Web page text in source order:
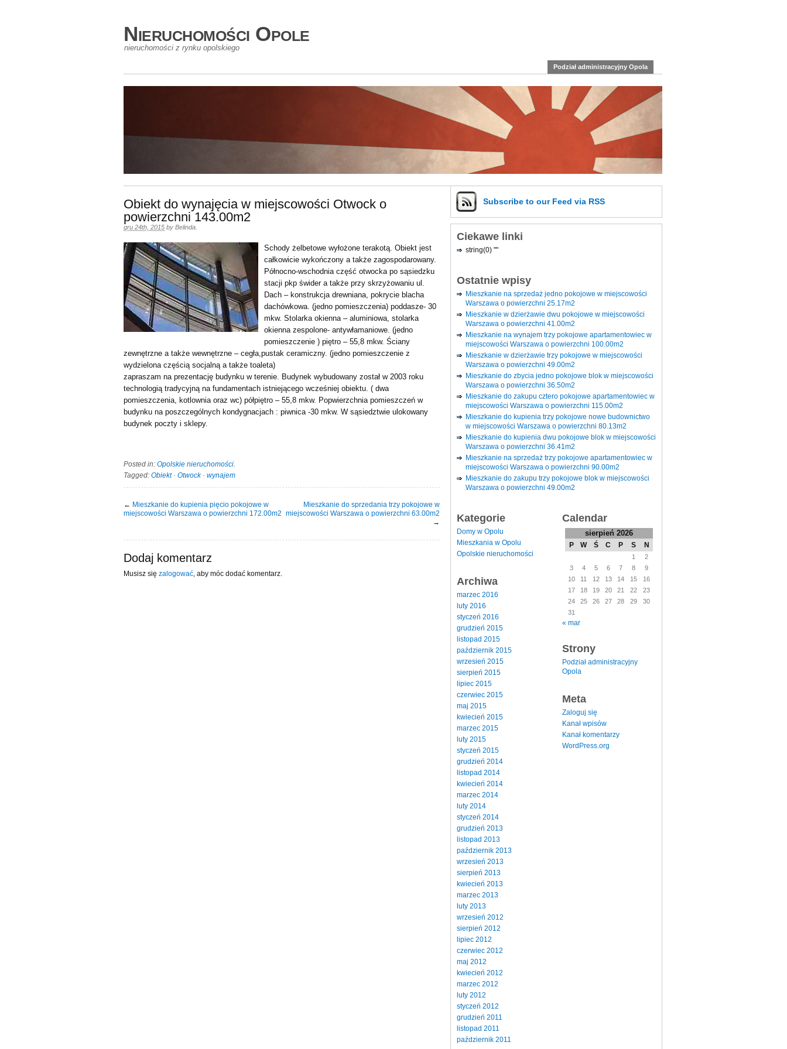
Nieruchomości Opole
nieruchomości z rynku opolskiego
Podział administracyjny Opola
Obiekt do wynajęcia w miejscowości Otwock o
powierzchni 143.00m2
gru 24th, 2015 by Belinda
Schody żelbetowe wyłożone terakotą. Obiekt jest
całkowicie wykończony a także zagospodarowany.
Północno-wschodnia część otwocka po sąsiedzku
stacji pkp świder a także przy skrzyżowaniu ul.
Dach – konstrukcja drewniana, pokrycie blacha
dachówkowa. (jedno pomieszczenia) poddasze- 30
mkw. Stolarka okienna – aluminiowa, stolarka
okienna zespolone- antywłamaniowe. (jedno
pomieszczenie ) piętro – 55,8 mkw. Ściany
zewnętrzne a także wewnętrzne – cegła,pustak ceramiczny. (jedno pomieszczenie z
wydzielona częścią socjalną a także toaleta)
zapraszam na prezentację budynku w terenie. Budynek wybudowany został w 2003 roku
technologią tradycyjną na fundamentach istniejącego wcześniej obiektu. ( dwa
pomieszczenia, kotlownia oraz wc) półpiętro – 55,8 mkw. Popwierzchnia pomieszczeń w
budynku na poszczególnych kondygnacjach : piwnica -30 mkw. W sąsiedztwie ulokowany
budynek poczty i sklepy.
Posted in: Opolskie nieruchomości.
Tagged: Obiekt· Otwock· wynajem
← Mieszkanie do kupienia pięcio pokojowe w
miejscowości Warszawa o powierzchni 172.00m2
Mieszkanie do sprzedania trzy pokojowe w
miejscowości Warszawa o powierzchni 63.00m2
→
Dodaj komentarz
Musisz się zalogować , aby móc dodać komentarz.
Subscribe to our Feed via RSS
Ciekawe linki
string(0) ""
Ostatnie wpisy
Mieszkanie na sprzedaż jedno pokojowe w miejscowości
Warszawa o powierzchni 25.17m2
Mieszkanie w dzierżawie dwu pokojowe w miejscowości
Warszawa o powierzchni 41.00m2
Mieszkanie na wynajem trzy pokojowe apartamentowiec w
miejscowości Warszawa o powierzchni 100.00m2
Mieszkanie w dzierżawie trzy pokojowe w miejscowości
Warszawa o powierzchni 49.00m2
Mieszkanie do zbycia jedno pokojowe blok w miejscowości
Warszawa o powierzchni 36.50m2
Mieszkanie do zakupu cztero pokojowe apartamentowiec w
miejscowości Warszawa o powierzchni 115.00m2
Mieszkanie do kupienia trzy pokojowe nowe budownictwo
w miejscowości Warszawa o powierzchni 80.13m2
Mieszkanie do kupienia dwu pokojowe blok w miejscowości
Warszawa o powierzchni 36.41m2
Mieszkanie na sprzedaż trzy pokojowe apartamentowiec w
miejscowości Warszawa o powierzchni 90.00m2
Mieszkanie do zakupu trzy pokojowe blok w miejscowości
Warszawa o powierzchni 49.00m2
Kategorie
Domy w Opolu
Mieszkania w Opolu
Opolskie nieruchomości
Archiwa
marzec 2016
luty 2016
styczeń 2016
grudzień 2015
listopad 2015
październik 2015
wrzesień 2015
sierpień 2015
lipiec 2015
czerwiec 2015
maj 2015
kwiecień 2015
marzec 2015
luty 2015
styczeń 2015
grudzień 2014
listopad 2014
kwiecień 2014
marzec 2014
luty 2014
styczeń 2014
grudzień 2013
listopad 2013
październik 2013
wrzesień 2013
sierpień 2013
kwiecień 2013
marzec 2013
luty 2013
wrzesień 2012
sierpień 2012
lipiec 2012
czerwiec 2012
maj 2012
kwiecień 2012
marzec 2012
luty 2012
styczeń 2012
grudzień 2011
listopad 2011
październik 2011
Calendar
sierpień 2026
P W Ś C P S N
1
2
3
4 5 6 7 8
9
10
11 12 13 14 15
16
17
18 19 20 21 22
23
24
25 26 27 28 29
30
31
« mar
Strony
Podział administracyjny
Opola
Meta
Zaloguj się
Kanał wpisów
Kanał komentarzy
WordPress.org